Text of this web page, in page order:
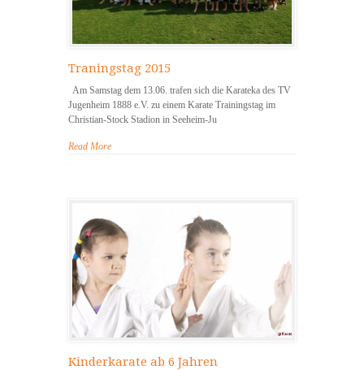
Traningstag 2015
Am Samstag dem 13.06. trafen sich die Karateka des TV
Jugenheim 1888 e.V. zu einem Karate Trainingstag im
Christian-Stock Stadion in Seeheim-Ju
Read More
Kinderkarate ab 6 Jahren